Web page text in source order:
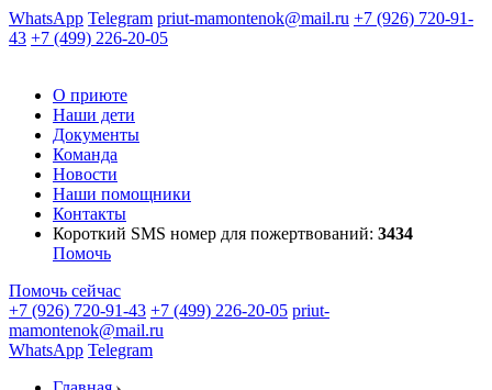
WhatsApp Telegram priut-mamontenok@mail.ru +7 (926) 720-91-
43 +7 (499) 226-20-05
О приюте
Наши дети
Документы
Команда
Новости
Наши помощники
Контакты
Короткий SMS номер для пожертвований: 3434
Помочь
Помочь сейчас
+7 (926) 720-91-43 +7 (499) 226-20-05 priut-
mamontenok@mail.ru
WhatsApp Telegram